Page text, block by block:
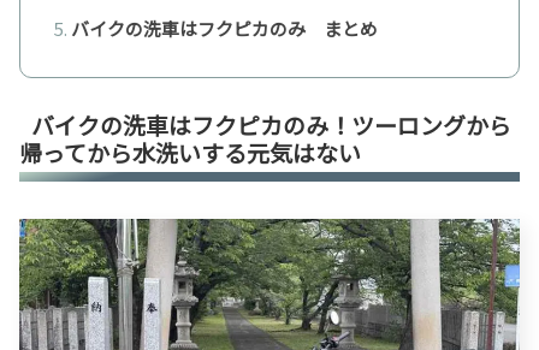
バイクの洗車はフクピカのみ まとめ
バイクの洗車はフクピカのみ！ツーロングから
帰ってから水洗いする元気はない